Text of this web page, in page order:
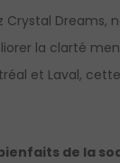
Crystal Dreams,
la clarté
et Laval,
de la